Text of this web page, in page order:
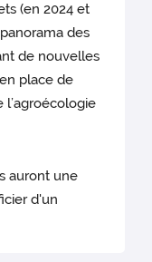
(en 2024 et
des
de nouvelles
place de
l’agroécologie
auront une
d'un